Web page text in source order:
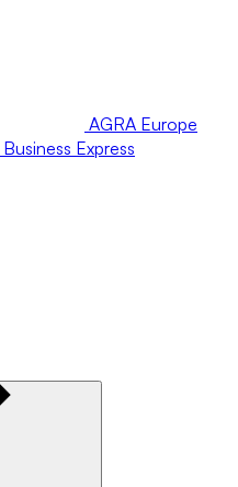
AGRA Europe
Business Express